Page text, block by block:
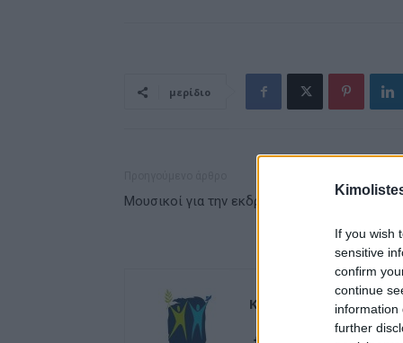
If you wish
sensitive
confirm
continue
information
further
μερίδιο
Μουσικοί για την εκδρομή στην Πολυαιγο.
Kimolistes Team